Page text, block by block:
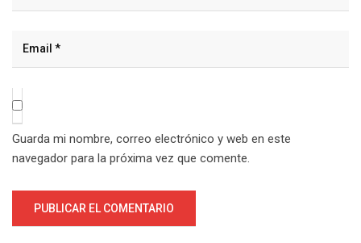
Guarda mi nombre, correo electrónico y web en este
navegador para la próxima vez que comente.